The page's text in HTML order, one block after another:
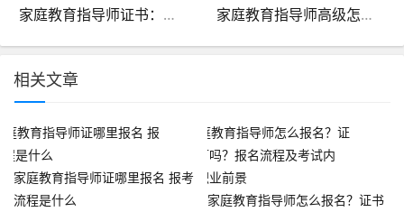
家庭教育指导师证书：怎么考？考什么内容？就业前景怎么样？ 家庭教育指导师高级怎么考？好考吗？报考条件和流程都有哪些？
相关文章
家庭教育指导师证哪里报名 报考
流程是什么
家庭教育指导师怎么报名？证书